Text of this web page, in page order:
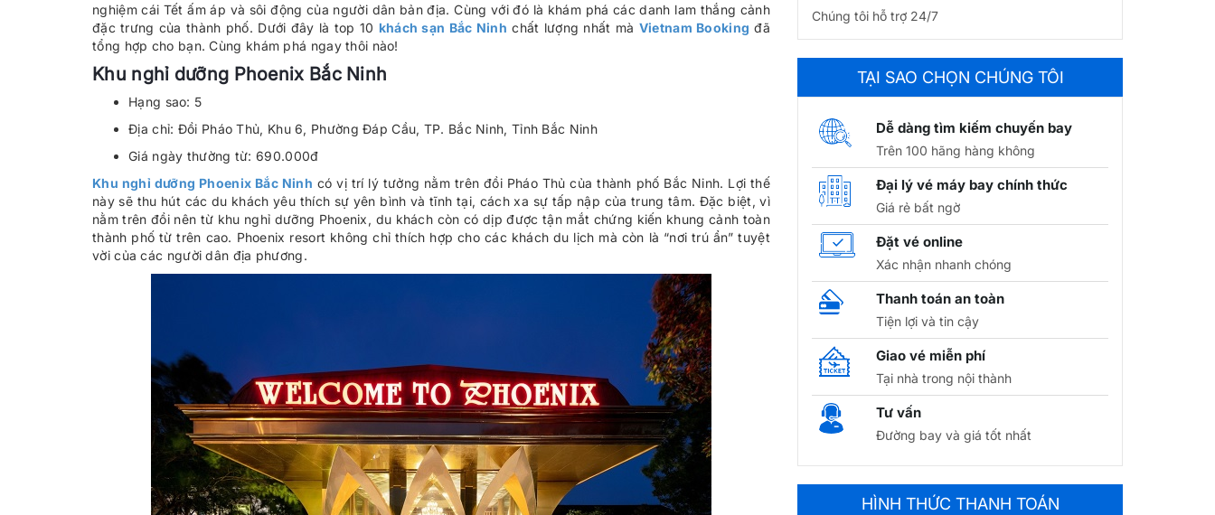
nghiệm cái Tết ấm áp và sôi động của người dân bản địa. Cùng với đó là khám phá các danh lam thắng cảnh
đặc trưng của thành phố. Dưới đây là top 10 khách sạn Bắc Ninh chất lượng nhất mà Vietnam Booking đã
tổng hợp cho bạn. Cùng khám phá ngay thôi nào!
Khu nghỉ dưỡng Phoenix Bắc Ninh
Hạng sao: 5
Địa chỉ: Đồi Pháo Thủ, Khu 6, Phường Đáp Cầu, TP. Bắc Ninh, Tỉnh Bắc Ninh
Giá ngày thường từ: 690.000đ
Khu nghỉ dưỡng Phoenix Bắc Ninh có vị trí lý tưởng nằm trên đồi Pháo Thủ của thành phố Bắc Ninh. Lợi thế
này sẽ thu hút các du khách yêu thích sự yên bình và tĩnh tại, cách xa sự tấp nập của trung tâm. Đặc biệt, vì
nằm trên đồi nên từ khu nghỉ dưỡng Phoenix, du khách còn có dịp được tận mắt chứng kiến khung cảnh toàn
thành phố từ trên cao. Phoenix resort không chỉ thích hợp cho các khách du lịch mà còn là “nơi trú ẩn” tuyệt
vời của các người dân địa phương.
Chúng tôi hỗ trợ 24/7
TẠI SAO CHỌN CHÚNG TÔI
Dễ dàng tìm kiếm chuyến bay
Trên 100 hãng hàng không
Đại lý vé máy bay chính thức
Giá rẻ bất ngờ
Đặt vé online
Xác nhận nhanh chóng
Thanh toán an toàn
Tiện lợi và tin cậy
Giao vé miễn phí
Tại nhà trong nội thành
Tư vấn
Đường bay và giá tốt nhất
HÌNH THỨC THANH TOÁN